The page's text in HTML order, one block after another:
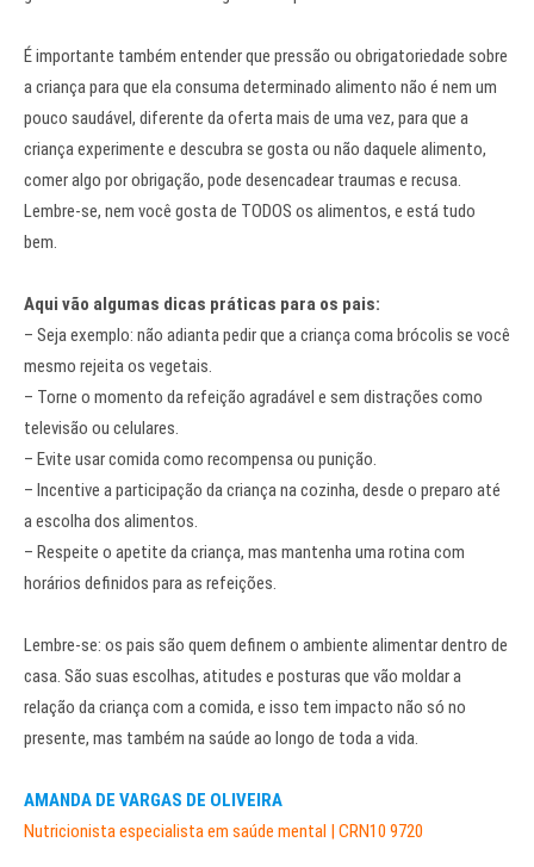
É importante também entender que pressão ou obrigatoriedade sobre
a criança para que ela consuma determinado alimento não é nem um
pouco saudável, diferente da oferta mais de uma vez, para que a
criança experimente e descubra se gosta ou não daquele alimento,
comer algo por obrigação, pode desencadear traumas e recusa.
Lembre-se, nem você gosta de TODOS os alimentos, e está tudo
bem.
Aqui vão algumas dicas práticas para os pais:
– Seja exemplo: não adianta pedir que a criança coma brócolis se você
mesmo rejeita os vegetais.
– Torne o momento da refeição agradável e sem distrações como
televisão ou celulares.
– Evite usar comida como recompensa ou punição.
– Incentive a participação da criança na cozinha, desde o preparo até
a escolha dos alimentos.
– Respeite o apetite da criança, mas mantenha uma rotina com
horários definidos para as refeições.
Lembre-se: os pais são quem definem o ambiente alimentar dentro de
casa. São suas escolhas, atitudes e posturas que vão moldar a
relação da criança com a comida, e isso tem impacto não só no
presente, mas também na saúde ao longo de toda a vida.
AMANDA DE VARGAS DE OLIVEIRA
Nutricionista especialista em saúde mental | CRN10 9720